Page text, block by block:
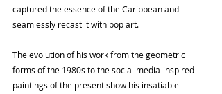
captured the essence of the Caribbean and
seamlessly recast it with pop art.
The evolution of his work from the geometric
forms of the 1980s to the social media-inspired
paintings of the present show his insatiable